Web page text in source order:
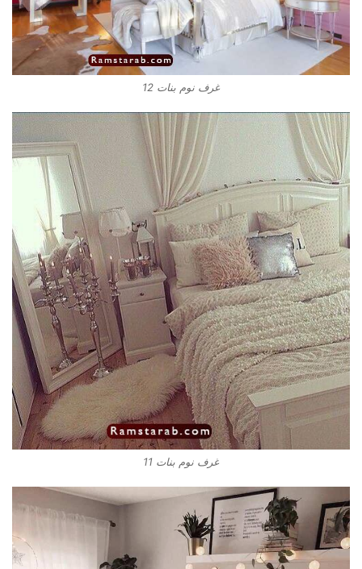
غرف نوم بنات 12
غرف نوم بنات 11